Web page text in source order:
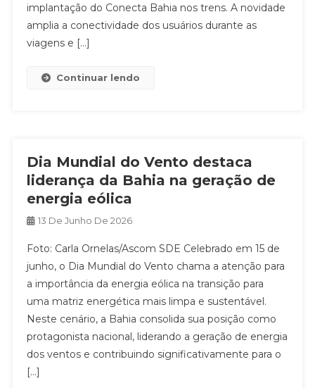
implantação do Conecta Bahia nos trens. A novidade
amplia a conectividade dos usuários durante as
viagens e […]
Continuar lendo
Dia Mundial do Vento destaca
liderança da Bahia na geração de
energia eólica
13 De Junho De 2026
Foto: Carla Ornelas/Ascom SDE Celebrado em 15 de
junho, o Dia Mundial do Vento chama a atenção para
a importância da energia eólica na transição para
uma matriz energética mais limpa e sustentável.
Neste cenário, a Bahia consolida sua posição como
protagonista nacional, liderando a geração de energia
dos ventos e contribuindo significativamente para o
[…]